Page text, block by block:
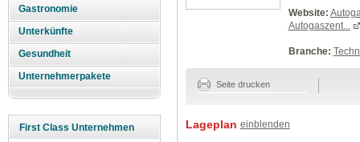
Gastronomie
Unterkünfte
Gesundheit
Unternehmerpakete
First Class Unternehmen
Website:
Autogaszent...
Branche:
Seite drucken
Lageplan einblenden